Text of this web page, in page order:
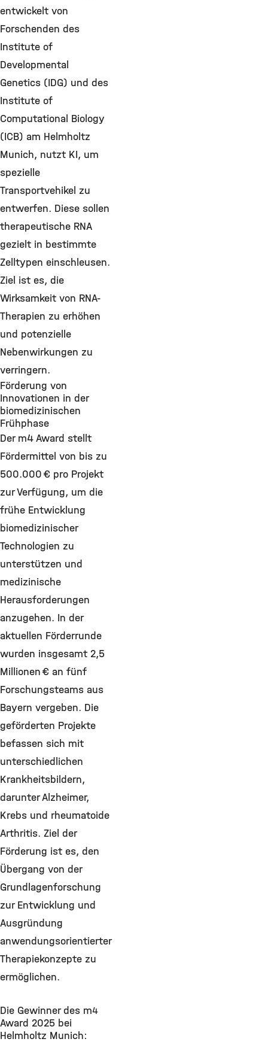
entwickelt von
Forschenden des
Institute of
Developmental
Genetics (IDG) und des
Institute of
Computational Biology
(ICB) am Helmholtz
Munich, nutzt KI, um
spezielle
Transportvehikel zu
entwerfen. Diese sollen
therapeutische RNA
gezielt in bestimmte
Zelltypen einschleusen.
Ziel ist es, die
Wirksamkeit von RNA-
Therapien zu erhöhen
und potenzielle
Nebenwirkungen zu
verringern.
Förderung von
Innovationen in der
biomedizinischen
Frühphase
Der m4 Award stellt
Fördermittel von bis zu
500.000 € pro Projekt
zur Verfügung, um die
frühe Entwicklung
biomedizinischer
Technologien zu
unterstützen und
medizinische
Herausforderungen
anzugehen. In der
aktuellen Förderrunde
wurden insgesamt 2,5
Millionen € an fünf
Forschungsteams aus
Bayern vergeben. Die
geförderten Projekte
befassen sich mit
unterschiedlichen
Krankheitsbildern,
darunter Alzheimer,
Krebs und rheumatoide
Arthritis. Ziel der
Förderung ist es, den
Übergang von der
Grundlagenforschung
zur Entwicklung und
Ausgründung
anwendungsorientierter
Therapiekonzepte zu
ermöglichen.
Die Gewinner des m4
Award 2025 bei
Helmholtz Munich: